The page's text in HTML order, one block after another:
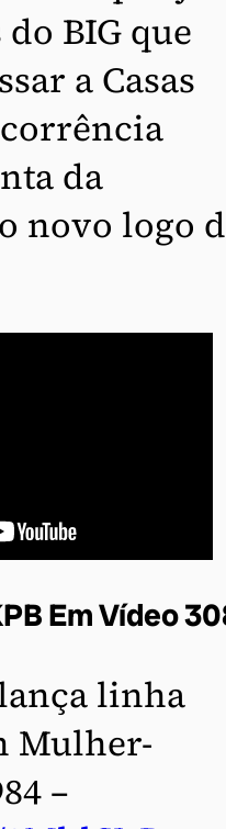
BIG que
a Casas
da
novo logo
Em Vídeo
linha
Mulher-
–